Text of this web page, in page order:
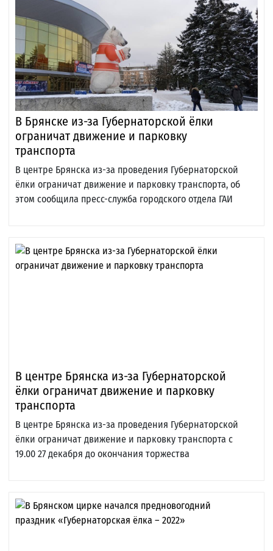
В Брянске из-за Губернаторской ёлки
ограничат движение и парковку
транспорта
В центре Брянска из-за проведения Губернаторской
ёлки ограничат движение и парковку транспорта, об
этом сообщила пресс-служба городского отдела ГАИ
В центре Брянска из-за Губернаторской
ёлки ограничат движение и парковку
транспорта
В центре Брянска из-за проведения Губернаторской
ёлки ограничат движение и парковку транспорта с
19.00 27 декабря до окончания торжества